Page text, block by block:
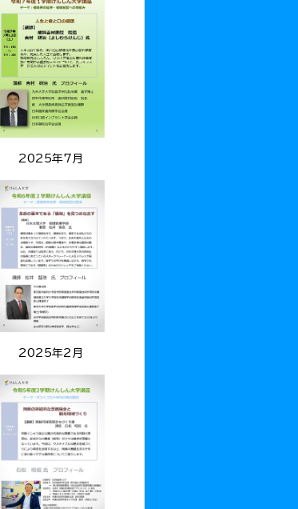
2025年7月
2025年2月